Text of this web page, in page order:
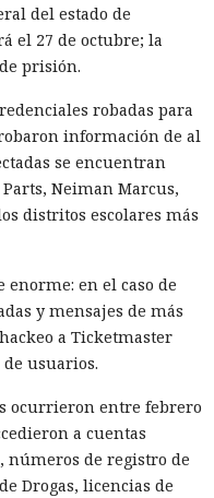
del estado de
el 27 de octubre; la
prisión.
robadas para
información de al
se encuentran
Neiman Marcus,
distritos escolares más
en el caso de
y mensajes de más
a Ticketmaster
usuarios.
ocurrieron entre febrero
a cuentas
de registro de
Drogas, licencias de